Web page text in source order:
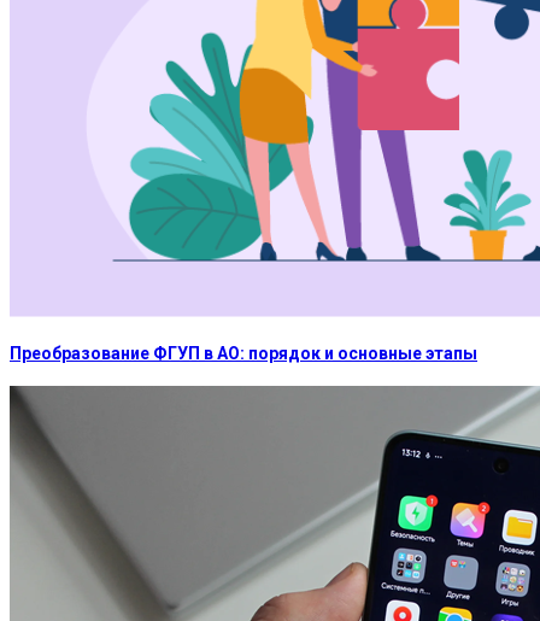
Преобразование ФГУП в АО: порядок и основные этапы